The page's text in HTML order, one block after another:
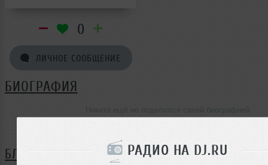
РАДИО НА DJ.RU
0
ЛИЧНОЕ СООБЩЕНИЕ
БИОГРАФИЯ
БЛОГ